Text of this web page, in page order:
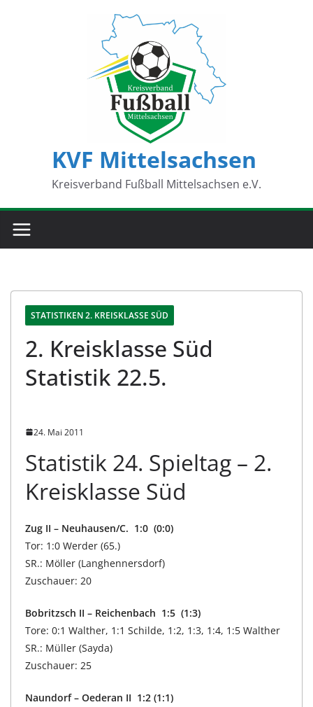
KVF Mittelsachsen
Kreisverband Fußball Mittelsachsen e.V.
STATISTIKEN 2. KREISKLASSE SÜD
2. Kreisklasse Süd
Statistik 22.5.
24. Mai 2011
Statistik 24. Spieltag – 2.
Kreisklasse Süd
Zug II – Neuhausen/C. 1:0 (0:0)
Tor: 1:0 Werder (65.)
SR.: Möller (Langhennersdorf)
Zuschauer: 20
Bobritzsch II – Reichenbach 1:5 (1:3)
Tore: 0:1 Walther, 1:1 Schilde, 1:2, 1:3, 1:4, 1:5 Walther
SR.: Müller (Sayda)
Zuschauer: 25
Naundorf – Oederan II 1:2 (1:1)